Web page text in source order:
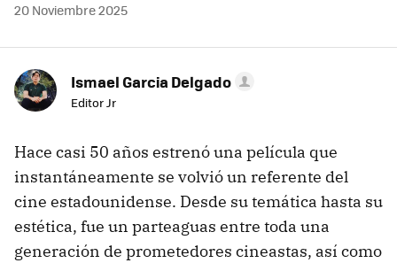
20 Noviembre 2025
Ismael Garcia Delgado
Editor Jr
Hace casi 50 años estrenó una película que
instantáneamente se volvió un referente del
cine estadounidense. Desde su temática hasta su
estética, fue un parteaguas entre toda una
generación de prometedores cineastas, así como